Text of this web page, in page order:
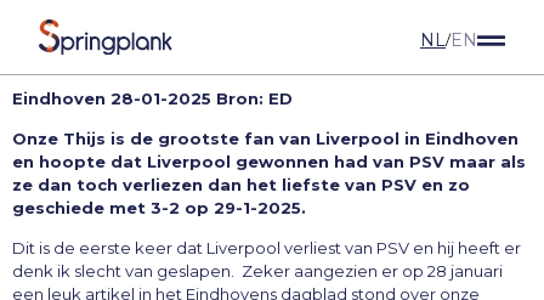
NL/EN
Eindhoven 28-01-2025 Bron: ED
Onze Thijs is de grootste fan van Liverpool in Eindhoven
en hoopte dat Liverpool gewonnen had van PSV maar als
ze dan toch verliezen dan het liefste van PSV en zo
geschiede met 3-2 op 29-1-2025.
Dit is de eerste keer dat Liverpool verliest van PSV en hij heeft er
denk ik slecht van geslapen. Zeker aangezien er op 28 januari
een leuk artikel in het Eindhovens dagblad stond over onze